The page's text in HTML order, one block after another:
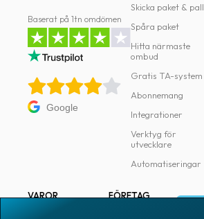
innehåll
Baserat på 1tn omdömen
Google
Skicka paket & pall
Spåra paket
Hitta närmaste
ombud
Gratis TA-system
Abonnemang
Integrationer
Verktyg för
utvecklare
Automatiseringar
VAROR
FÖRETAG